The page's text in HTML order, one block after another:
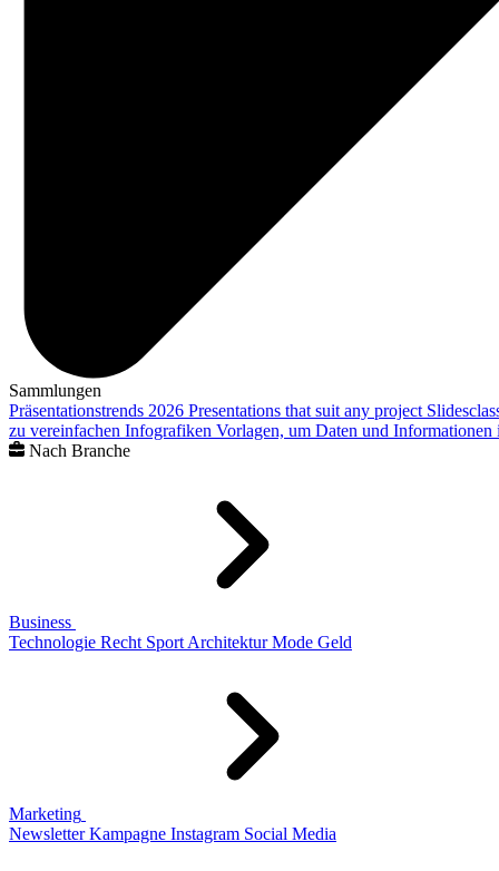
Sammlungen
Präsentationstrends 2026 Presentations that suit any project
zu vereinfachen Infografiken Vorlagen, um Daten und
Nach Branche
Business
Technologie Recht Sport Architektur Mode Geld
Marketing
Newsletter Kampagne Instagram Social Media